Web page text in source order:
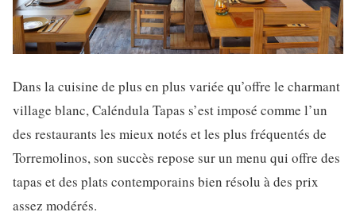
Dans la cuisine de plus en plus variée qu’offre le charmant
village blanc, Caléndula Tapas s’est imposé comme l’un
des restaurants les mieux notés et les plus fréquentés de
Torremolinos, son succès repose sur un menu qui offre des
tapas et des plats contemporains bien résolu à des prix
assez modérés.